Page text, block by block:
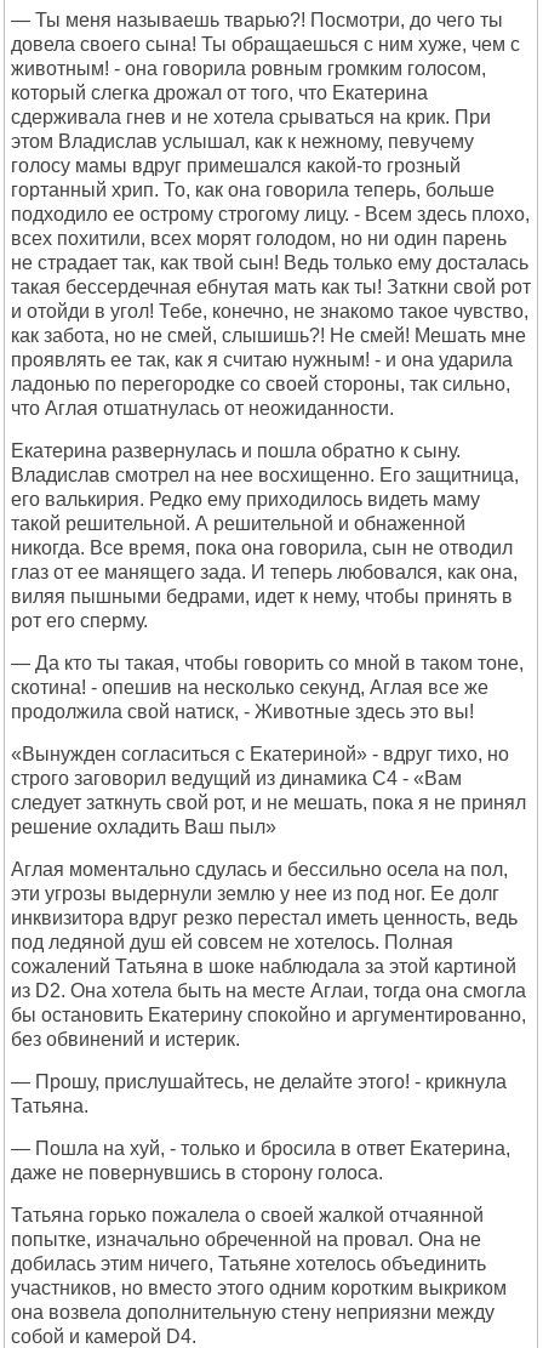
— Ты меня называешь тварью?! Посмотри, до чего ты
довела своего сына! Ты обращаешься с ним хуже, чем с
животным! - она говорила ровным громким голосом,
который слегка дрожал от того, что Екатерина
сдерживала гнев и не хотела срываться на крик. При
этом Владислав услышал, как к нежному, певучему
голосу мамы вдруг примешался какой-то грозный
гортанный хрип. То, как она говорила теперь, больше
подходило ее острому строгому лицу. - Всем здесь плохо,
всех похитили, всех морят голодом, но ни один парень
не страдает так, как твой сын! Ведь только ему досталась
такая бессердечная ебнутая мать как ты! Заткни свой рот
и отойди в угол! Тебе, конечно, не знакомо такое чувство,
как забота, но не смей, слышишь?! Не смей! Мешать мне
проявлять ее так, как я считаю нужным! - и она ударила
ладонью по перегородке со своей стороны, так сильно,
что Аглая отшатнулась от неожиданности.
Екатерина развернулась и пошла обратно к сыну.
Владислав смотрел на нее восхищенно. Его защитница,
его валькирия. Редко ему приходилось видеть маму
такой решительной. А решительной и обнаженной
никогда. Все время, пока она говорила, сын не отводил
глаз от ее манящего зада. И теперь любовался, как она,
виляя пышными бедрами, идет к нему, чтобы принять в
рот его сперму.
— Да кто ты такая, чтобы говорить со мной в таком тоне,
скотина! - опешив на несколько секунд, Аглая все же
продолжила свой натиск, - Животные здесь это вы!
«Вынужден согласиться с Екатериной» - вдруг тихо, но
строго заговорил ведущий из динамика C4 - «Вам
следует заткнуть свой рот, и не мешать, пока я не принял
решение охладить Ваш пыл»
Аглая моментально сдулась и бессильно осела на пол,
эти угрозы выдернули землю у нее из под ног. Ее долг
инквизитора вдруг резко перестал иметь ценность, ведь
под ледяной душ ей совсем не хотелось. Полная
сожалений Татьяна в шоке наблюдала за этой картиной
из D2. Она хотела быть на месте Аглаи, тогда она смогла
бы остановить Екатерину спокойно и аргументированно,
без обвинений и истерик.
— Прошу, прислушайтесь, не делайте этого! - крикнула
Татьяна.
— Пошла на хуй, - только и бросила в ответ Екатерина,
даже не повернувшись в сторону голоса.
Татьяна горько пожалела о своей жалкой отчаянной
попытке, изначально обреченной на провал. Она не
добилась этим ничего, Татьяне хотелось объединить
участников, но вместо этого одним коротким выкриком
она возвела дополнительную стену неприязни между
собой и камерой D4.